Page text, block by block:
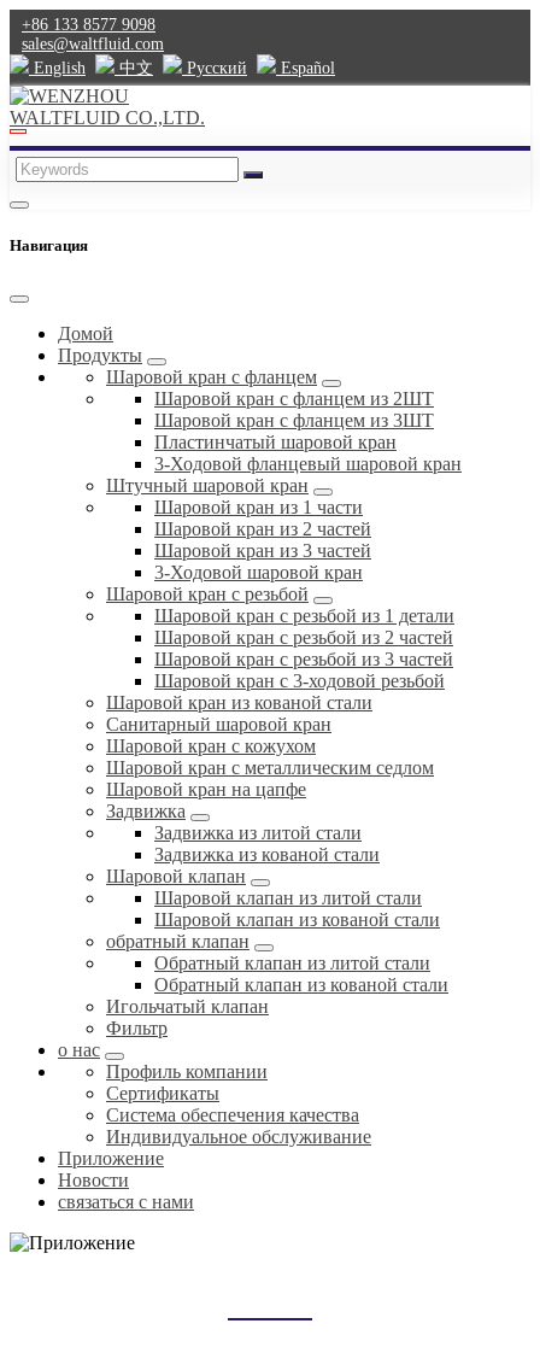
+86 133 8577 9098
sales@waltfluid.com
English
中文 Pусский Español
Навигация
Домой
Продукты
Шаровой кран с фланцем
Шаровой кран с фланцем из 2ШТ
Шаровой кран с фланцем из 3ШТ
Пластинчатый шаровой кран
3-Ходовой фланцевый шаровой кран
Штучный шаровой кран
Шаровой кран из 1 части
Шаровой кран из 2 частей
Шаровой кран из 3 частей
3-Ходовой шаровой кран
Шаровой кран с резьбой
Шаровой кран с резьбой из 1 детали
Шаровой кран с резьбой из 2 частей
Шаровой кран с резьбой из 3 частей
Шаровой кран с 3-ходовой резьбой
Шаровой кран из кованой стали
Санитарный шаровой кран
Шаровой кран с кожухом
Шаровой кран с металлическим седлом
Шаровой кран на цапфе
Задвижка
Задвижка из литой стали
Задвижка из кованой стали
Шаровой клапан
Шаровой клапан из литой стали
Шаровой клапан из кованой стали
обратный клапан
Обратный клапан из литой стали
Обратный клапан из кованой стали
Игольчатый клапан
Фильтр
о нас
Профиль компании
Сертификаты
Система обеспечения качества
Индивидуальное обслуживание
Приложение
Новости
связаться с нами